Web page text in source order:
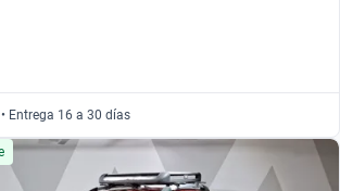
Entrega 16 a 30 días